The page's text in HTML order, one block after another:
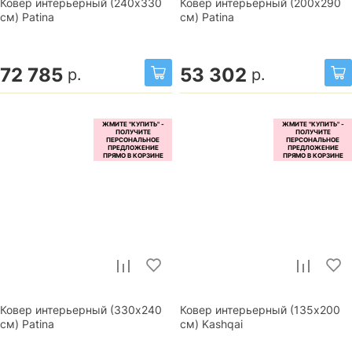
Ковер интерьерный (240x330
см) Patina
72 785 р.
Ковер интерьерный (200x290
см) Patina
53 302 р.
Ковер интерьерный (330x240
см) Patina
Ковер интерьерный (135x200
см) Kashqai